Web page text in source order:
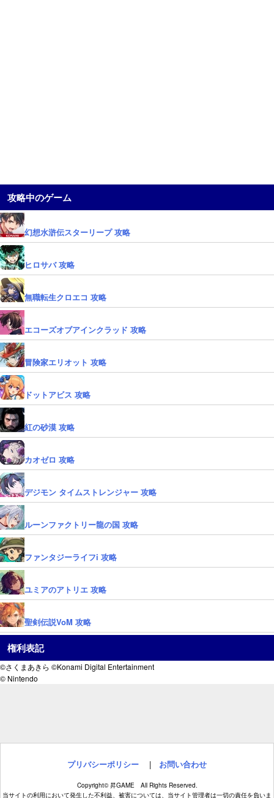
攻略中のゲーム
幻想水滸伝スターリープ 攻略
ヒロサバ 攻略
無職転生クロエコ 攻略
エコーズオブアインクラッド 攻略
冒険家エリオット 攻略
ドットアビス 攻略
紅の砂漠 攻略
カオゼロ 攻略
デジモン タイムストレンジャー 攻略
ルーンファクトリー龍の国 攻略
ファンタジーライフi 攻略
ユミアのアトリエ 攻略
聖剣伝説VoM 攻略
権利表記
©さくまあきら ©Konami Digital Entertainment
© Nintendo
プリバシーポリシー | お問い合わせ
Copyright© 昇GAME All Rights Reserved.
当サイトの利用において発生した不利益、被害については、当サイト管理者は一切の責任を負いま